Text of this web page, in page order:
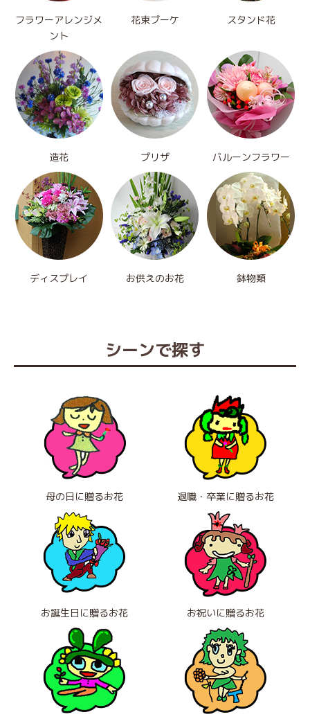
フラワーアレンジメ
ント
花束ブーケ スタンド花
造花 プリザ バルーンフラワー
ディスプレイ お供えのお花 鉢物類
シーンで探す
母の日に贈るお花 退職・卒業に贈るお花
お誕生日に贈るお花 お祝いに贈るお花